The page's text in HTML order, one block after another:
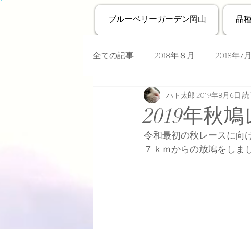
ブルーベリーガーデン岡山 品
全ての記事 2018年８月 2018年7月
2019年秋
ハト太郎 2019年8月6日 読
令和最初の秋レースに向
７ｋｍからの放鳩をしま